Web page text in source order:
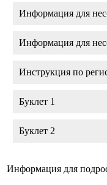
Информация для
Информация для
Инструкция по
Буклет 1
Буклет 2
Информация для